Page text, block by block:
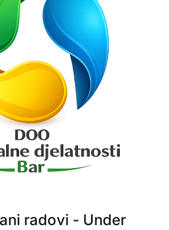
radovi - Under